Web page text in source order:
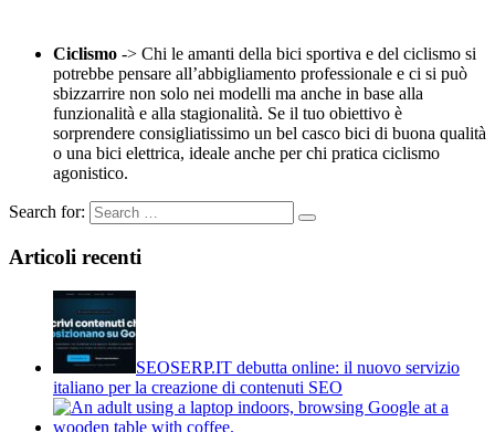
Ciclismo -> Chi le amanti della bici sportiva e del ciclismo si
potrebbe pensare all’abbigliamento professionale e ci si può
sbizzarrire non solo nei modelli ma anche in base alla
funzionalità e alla stagionalità. Se il tuo obiettivo è
sorprendere consigliatissimo un bel casco bici di buona qualità
o una bici elettrica, ideale anche per chi pratica ciclismo
agonistico.
Search for:
Articoli recenti
SEOSERP.IT debutta online: il nuovo servizio
italiano per la creazione di contenuti SEO